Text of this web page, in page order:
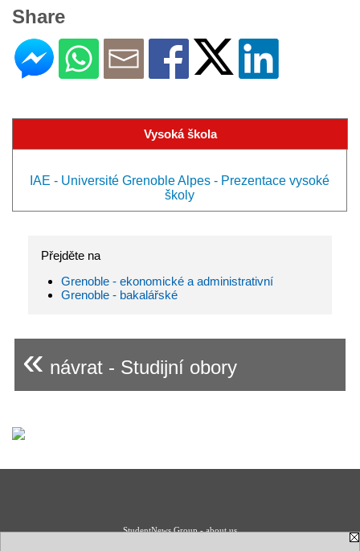
Share
Vysoká škola
IAE - Université Grenoble Alpes - Prezentace vysoké
školy
Přejděte na
Grenoble - ekonomické a administrativní
Grenoble - bakalářské
« návrat - Studijní obory
StudentNews Group - about us